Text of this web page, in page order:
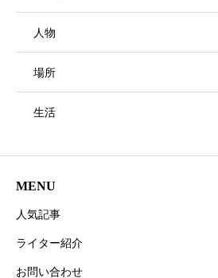
人物
場所
生活
MENU
人気記事
ライター紹介
お問い合わせ